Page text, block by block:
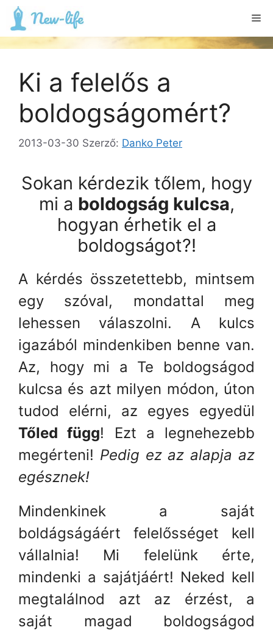
Kilépés
tartalomba
Ki a felelős a
boldogságomért?
2013-03-30 Szerző: Danko Peter
Sokan kérdezik tőlem, hogy
mi a boldogság kulcsa,
hogyan érhetik el a
boldogságot?!
A kérdés összetettebb, mintsem
egy szóval, mondattal meg
lehessen válaszolni. A kulcs
igazából mindenkiben benne van.
Az, hogy mi a Te boldogságod
kulcsa és azt milyen módon, úton
tudod elérni, az egyes egyedül
Tőled függ! Ezt a legnehezebb
megérteni! Pedig ez az alapja az
egésznek!
Mindenkinek a saját
boldágságáért felelősséget kell
vállalnia! Mi felelünk érte,
mindenki a sajátjáért! Neked kell
megtalálnod azt az érzést, a
saját magad boldogságod